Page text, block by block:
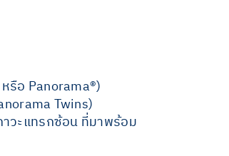
รือ Panorama®️)
Twins)
วะแทรกซ้อน ที่มาพร้อม